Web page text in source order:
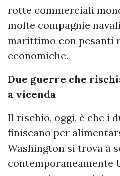
rotte commerciali
molte compagnie
marittimo con pesanti
economiche.
Due guerre che
a vicenda
Il rischio, oggi, è che i
finiscano per
Washington si trova a
contemporaneamente